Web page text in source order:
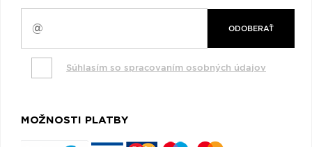
ODOBERAŤ
Súhlasím so spracovaním osobných údajov
MOŽNOSTI PLATBY